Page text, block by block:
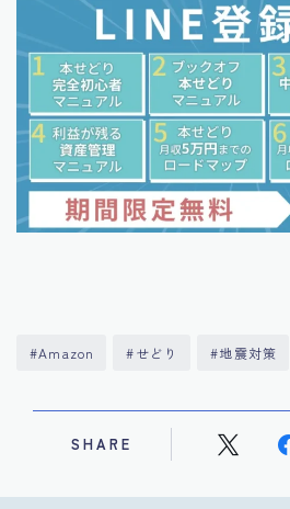
#Amazon #せどり #地震対策
SHARE